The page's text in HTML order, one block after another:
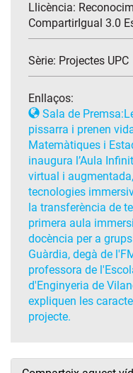
Llicència:
CompartirIgual 3.0
Sèrie: Projectes UPC
Enllaços:
Sala de
pissarra i prenen
Matemàtiques i
inaugura l’Aula
virtual i
tecnologies
la transferència de
primera aula
docència per a
Guàrdia, degà de
professora de
d'Enginyeria de
expliquen les
projecte.